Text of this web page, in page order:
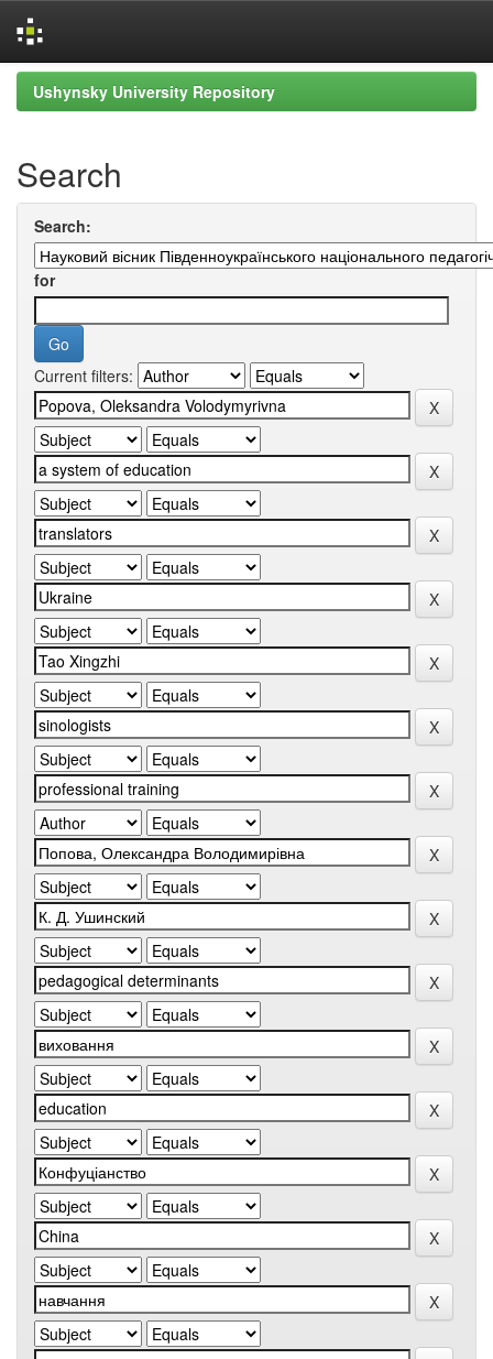
Skip
navigation
Ushynsky University Repository
Search
Search:
for
Current filters: